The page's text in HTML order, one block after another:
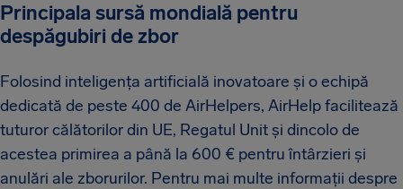
Principala sursă mondială pentru
despăgubiri de zbor
Folosind inteligența artificială inovatoare și o echipă
dedicată de peste 400 de AirHelpers, AirHelp facilitează
tuturor călătorilor din UE, Regatul Unit și dincolo de
acestea primirea a până la 600 € pentru întârzieri și
anulări ale zborurilor. Pentru mai multe informații despre